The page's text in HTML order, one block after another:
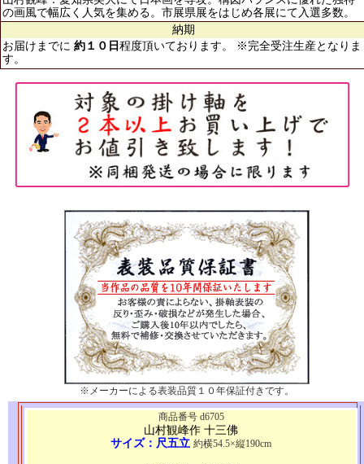
の画風で幅広く人気を集める。市展県展をはじめ各展にて入選多数。
納期
お届けまでに 約１０日 程度頂いております。 ※完全受注生産となりま
す。
※メーカーによる表装品質１０年保証付きです。
商品番号 d6705
山村観峰作 十三佛
サイズ：尺五立 約横54.5×縦190cm